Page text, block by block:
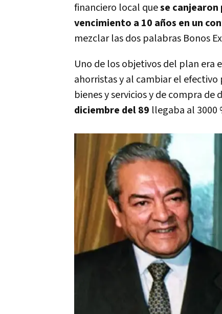
financiero local quese
vencimiento a 10 años en un
mezclar las dos palabras Bonos
Uno de los objetivos del plan era
ahorristas y al cambiar el
bienes y servicios y de compra de
diciembre del 89 llegaba al 3000